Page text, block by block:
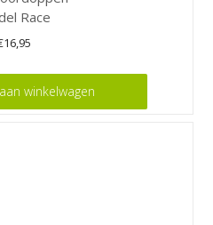
Race
16,95
winkelwagen